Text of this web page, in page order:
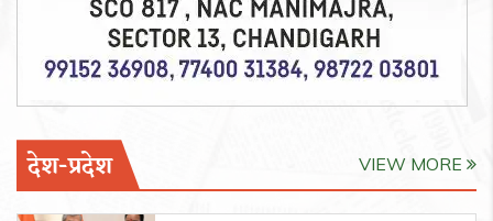
देश-प्रदेश VIEW MORE